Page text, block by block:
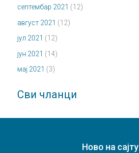
септембар 2021 (12)
август 2021 (12)
јул 2021 (12)
јун 2021 (14)
мај 2021 (3)
Сви чланци
Ново на сајту